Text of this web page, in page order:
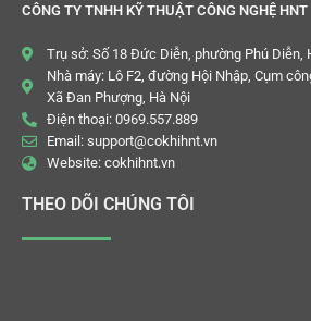
CÔNG TY TNHH KỸ THUẬT CÔNG NGHỆ HNT
Trụ sở: Số 18 Đức Diễn, phường Phú Diễn,
Nhà máy: Lô F2, đường Hội Nhập, Cụm
Xã Đan Phượng, Hà Nội
Điện thoại: 0969.557.889
Email: support@cokhihnt.vn
Website: cokhihnt.vn
THEO DÕI CHÚNG TÔI